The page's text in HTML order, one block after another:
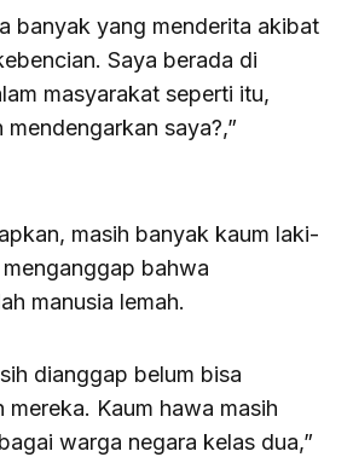
banyak yang menderita akibat
Saya berada di
masyarakat seperti itu,
saya?,”
masih banyak kaum laki-
bahwa
manusia lemah.
dianggap belum bisa
mereka. Kaum hawa masih
warga negara kelas dua,”